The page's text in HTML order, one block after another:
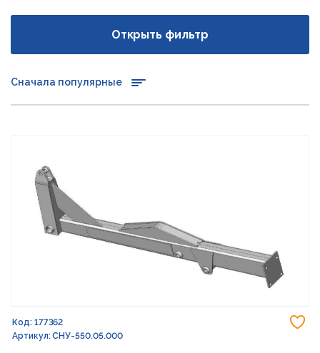
Открыть фильтр
Сначала популярные
Код: 177362
Артикул: СНУ-550.05.000